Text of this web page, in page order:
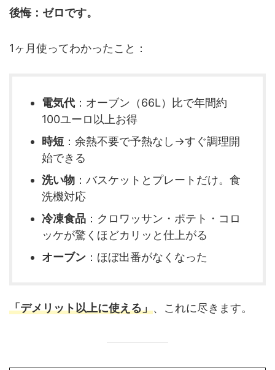
後悔：ゼロです。
1ヶ月使ってわかったこと：
電気代 ：オーブン（66L）比で年間約
100ユーロ以上お得
時短 ：余熱不要で予熱なし→すぐ調理開
始できる
洗い物 ：バスケットとプレートだけ。食
洗機対応
冷凍食品 ：クロワッサン・ポテト・コロ
ッケが驚くほどカリッと仕上がる
オーブン ：ほぼ出番がなくなった
「デメリット以上に使える」、これに尽きます。